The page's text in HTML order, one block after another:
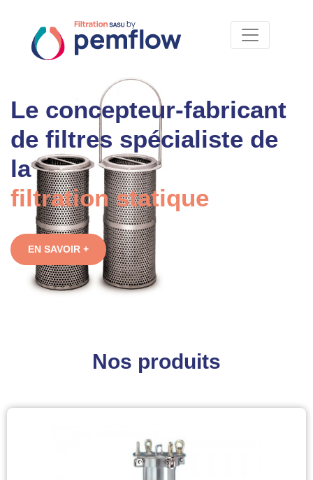
Le concepteur-fabricant
de filtres spécialiste de
la
filtration statique
EN SAVOIR +
Nos produits